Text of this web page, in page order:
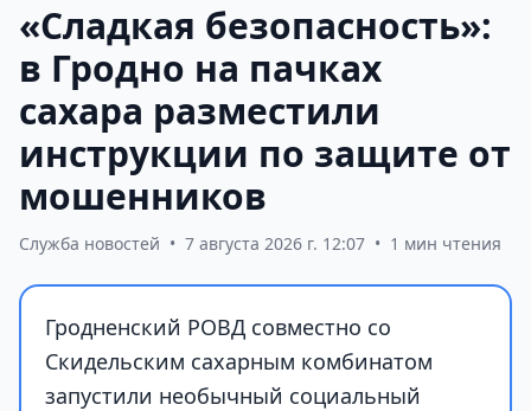
«Сладкая безопасность»:
в Гродно на пачках
сахара разместили
инструкции по защите от
мошенников
Служба новостей • 7 августа 2026 г. 12:07 • 1 мин чтения
Гродненский РОВД совместно со
Скидельским сахарным комбинатом
запустили необычный социальный